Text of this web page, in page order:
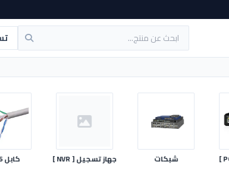
شبكات جهاز تسجيل [ NVR ] كابل Cat6